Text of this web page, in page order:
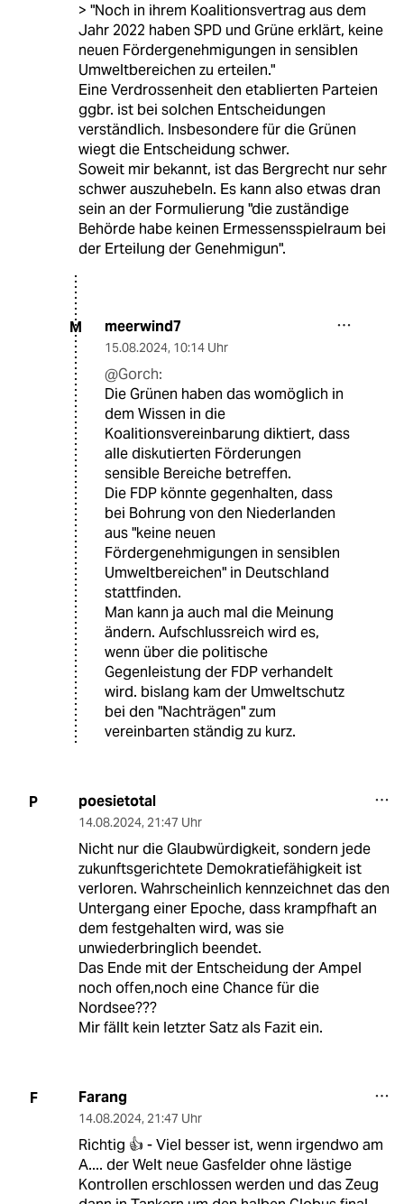
> "Noch in ihrem Koalitionsvertrag aus dem
Jahr 2022 haben SPD und Grüne erklärt, keine
neuen Fördergenehmigungen in sensiblen
Umweltbereichen zu erteilen."
Eine Verdrossenheit den etablierten Parteien
ggbr. ist bei solchen Entscheidungen
verständlich. Insbesondere für die Grünen
wiegt die Entscheidung schwer.
Soweit mir bekannt, ist das Bergrecht nur sehr
schwer auszuhebeln. Es kann also etwas dran
sein an der Formulierung "die zuständige
Behörde habe keinen Ermessensspielraum bei
der Erteilung der Genehmigun".
M meerwind7
15.08.2024, 10:14 Uhr
@Gorch:
Die Grünen haben das womöglich in
dem Wissen in die
Koalitionsvereinbarung diktiert, dass
alle diskutierten Förderungen
sensible Bereiche betreffen.
Die FDP könnte gegenhalten, dass
bei Bohrung von den Niederlanden
aus "keine neuen
Fördergenehmigungen in sensiblen
Umweltbereichen" in Deutschland
stattfinden.
Man kann ja auch mal die Meinung
ändern. Aufschlussreich wird es,
wenn über die politische
Gegenleistung der FDP verhandelt
wird. bislang kam der Umweltschutz
bei den "Nachträgen" zum
vereinbarten ständig zu kurz.
P poesietotal
14.08.2024, 21:47 Uhr
Nicht nur die Glaubwürdigkeit, sondern jede
zukunftsgerichtete Demokratiefähigkeit ist
verloren. Wahrscheinlich kennzeichnet das den
Untergang einer Epoche, dass krampfhaft an
dem festgehalten wird, was sie
unwiederbringlich beendet.
Das Ende mit der Entscheidung der Ampel
noch offen,noch eine Chance für die
Nordsee???
Mir fällt kein letzter Satz als Fazit ein.
F Farang
14.08.2024, 21:47 Uhr
Richtig 👍 - Viel besser ist, wenn irgendwo am
A.... der Welt neue Gasfelder ohne lästige
Kontrollen erschlossen werden und das Zeug